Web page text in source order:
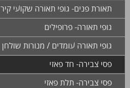
תאורת פנים- גופי תאורה שקועי קיר
גופי תאורה- פרופילים
גופי תאורה עומדים / מנורות שולחן
פסי צבירה- חד פאזי
פסי צבירה- תלת פאזי